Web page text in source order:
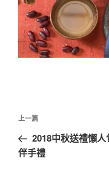
文
導
覽
上
一
篇
上一篇
2018中秋送禮懶
伴手禮